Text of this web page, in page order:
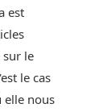
est
sur le
le cas
elle nous